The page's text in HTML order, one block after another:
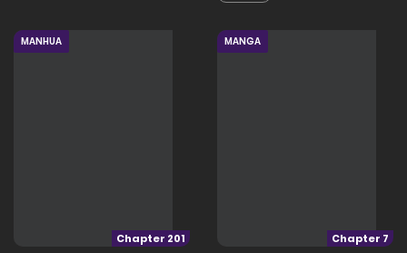
Chapter 201
MANHUA
Chapter 7
MANGA